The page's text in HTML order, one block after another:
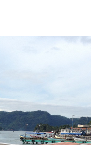
2025 ]
2025 ] JAMAICA. La historia
]